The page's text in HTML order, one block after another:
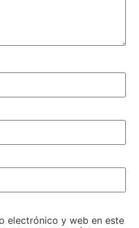
electrónico y web en este